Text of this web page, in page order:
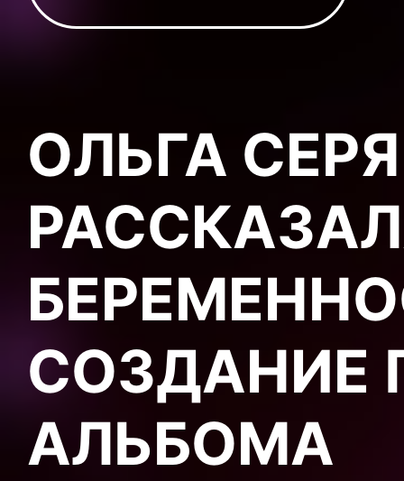
ОЛЬГА
СОЗДАНИЕ
АЛЬБОМА